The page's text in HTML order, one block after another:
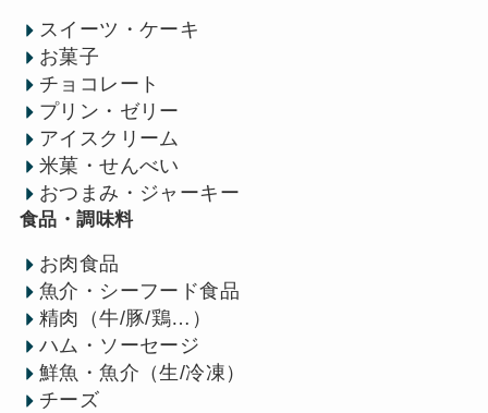
スイーツ・ケーキ
お菓子
チョコレート
プリン・ゼリー
アイスクリーム
米菓・せんべい
おつまみ・ジャーキー
食品・調味料
お肉食品
魚介・シーフード食品
精肉（牛/豚/鶏…）
ハム・ソーセージ
鮮魚・魚介（生/冷凍）
チーズ